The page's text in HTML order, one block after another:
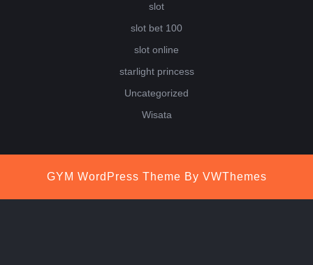
slot
slot bet 100
slot online
starlight princess
Uncategorized
Wisata
GYM WordPress Theme By VWThemes